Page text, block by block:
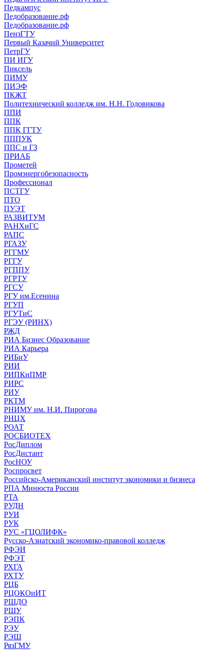
Педкампус
Педобразование.рф
Педобразование.рф
ПензГТУ
Первый Казачий Университет
ПетрГУ
ПИ ИГУ
Пиксель
ПИМУ
ПИЭФ
ПКЖТ
Политехнический колледж им. Н.Н. Годовикова
ППИ
ППК
ППК ГГТУ
ПППУК
ППС и ГЗ
ПРИАБ
Прометей
Промэнергобезопасность
Профессионал
ПСТГУ
ПТО
ПУЭТ
РАЗВИТУМ
РАНХиГС
РАПС
РГАЗУ
РГГМУ
РГГУ
РГППУ
РГРТУ
РГСУ
РГУ им.Есенина
РГУП
РГУТиС
РГЭУ (РИНХ)
РЖД
РИА Бизнес Образование
РИА Карьера
РИБиУ
РИИ
РИПКиПМР
РИРС
РИУ
РКТМ
РНИМУ им. Н.И. Пирогова
РНЦХ
РОАТ
РОСБИОТЕХ
РосДиплом
РосДистант
РосНОУ
Роспросвет
Российско-Американский институт экономики и бизнеса
РПА Минюста России
РТА
РУДН
РУИ
РУК
РУС «ГЦОЛИФК»
Русско-Азиатский экономико-правовой колледж
РФЭИ
РФЭТ
РХГА
РХТУ
РЦБ
РЦОКОиИТ
РШДО
РШУ
РЭПК
РЭУ
РЭШ
РязГМУ